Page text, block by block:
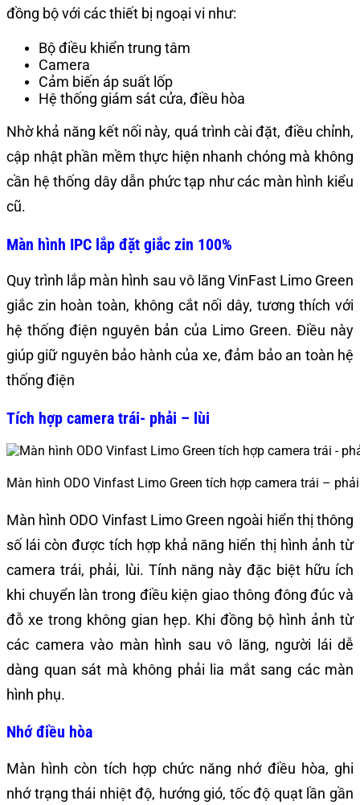
đồng bộ với các thiết bị ngoại vi như:
Bộ điều khiển trung tâm
Camera
Cảm biến áp suất lốp
Hệ thống giám sát cửa, điều hòa
Nhờ khả năng kết nối này, quá trình cài đặt, điều chỉnh,
cập nhật phần mềm thực hiện nhanh chóng mà không
cần hệ thống dây dẫn phức tạp như các màn hình kiểu
cũ.
Màn hình IPC lắp đặt giắc zin 100%
Quy trình lắp màn hình sau vô lăng VinFast Limo Green
giắc zin hoàn toàn, không cắt nối dây, tương thích với
hệ thống điện nguyên bản của Limo Green. Điều này
giúp giữ nguyên bảo hành của xe, đảm bảo an toàn hệ
thống điện
Tích hợp camera trái- phải – lùi
Màn hình ODO Vinfast Limo Green tích hợp camera trái –
Màn hình ODO Vinfast Limo Green ngoài hiển thị thông
số lái còn được tích hợp khả năng hiển thị hình ảnh từ
camera trái, phải, lùi. Tính năng này đặc biệt hữu ích
khi chuyển làn trong điều kiện giao thông đông đúc và
đỗ xe trong không gian hẹp. Khi đồng bộ hình ảnh từ
các camera vào màn hình sau vô lăng, người lái dễ
dàng quan sát mà không phải lia mắt sang các màn
hình phụ.
Nhớ điều hòa
Màn hình còn tích hợp chức năng nhớ điều hòa, ghi
nhớ trạng thái nhiệt độ, hướng gió, tốc độ quạt lần gần